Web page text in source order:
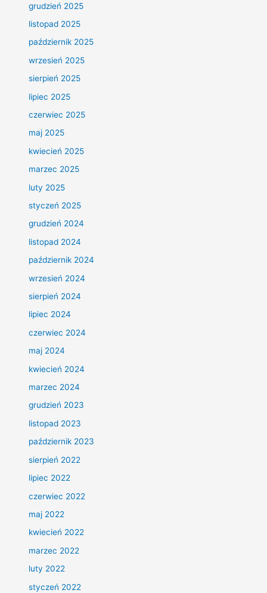
grudzień 2025
listopad 2025
październik 2025
wrzesień 2025
sierpień 2025
lipiec 2025
czerwiec 2025
maj 2025
kwiecień 2025
marzec 2025
luty 2025
styczeń 2025
grudzień 2024
listopad 2024
październik 2024
wrzesień 2024
sierpień 2024
lipiec 2024
czerwiec 2024
maj 2024
kwiecień 2024
marzec 2024
grudzień 2023
listopad 2023
październik 2023
sierpień 2022
lipiec 2022
czerwiec 2022
maj 2022
kwiecień 2022
marzec 2022
luty 2022
styczeń 2022